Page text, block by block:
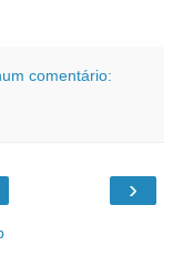
comentário:
›